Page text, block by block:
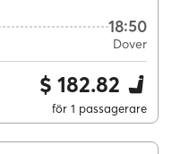
18:50
Dover
$ 182.82
för 1 passagerare